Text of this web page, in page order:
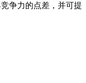
争力的点差，并可提